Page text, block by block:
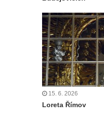
Křížová cesta
Křížová cesta
brána
Křížová cesta
večeře Páně
Křížová cesta
Ježíše s
Márnice na
15. 6. 2026
Loreta Římov